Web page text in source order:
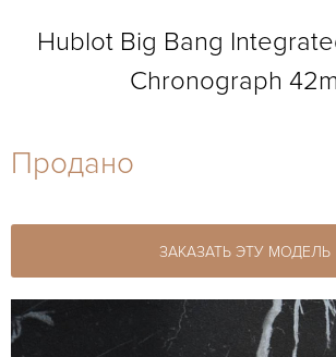
27-44
Hublot Big Bang
Chronograph
Продано
ЗАКАЗАТЬ ЭТУ МОДЕЛЬ